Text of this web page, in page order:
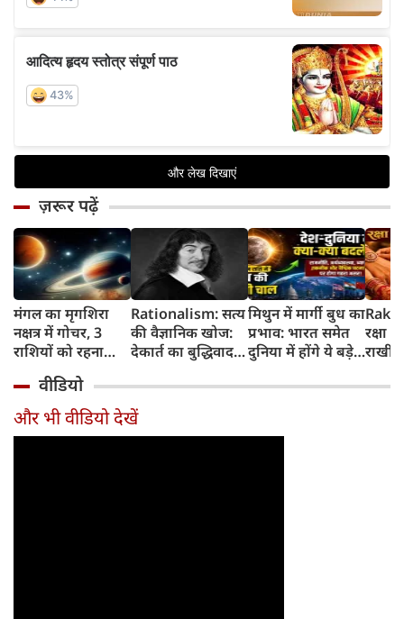
ज़रूर पढ़ें
मंगल का मृगशिरा
नक्षत्र में गोचर, 3
राशियों को रहना
सावधान
Rationalism: सत्य
की वैज्ञानिक खोज:
देकार्त का बुद्धिवाद
का जन्म
मिथुन में मार्गी बुध का
प्रभाव: भारत समेत
दुनिया में होंगे ये बड़े
रक्षा
राखी
वीडियो
और भी वीडियो देखें